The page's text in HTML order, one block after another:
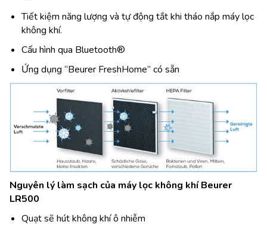
Tiết kiệm năng lượng và tự động tắt khi tháo nắp máy lọc
không khí.
Cấu hình qua Bluetooth®
Ứng dụng “Beurer FreshHome” có sẵn
Nguyên lý làm sạch của máy lọc không khí Beurer
LR500
Quạt sẽ hút không khí ô nhiễm